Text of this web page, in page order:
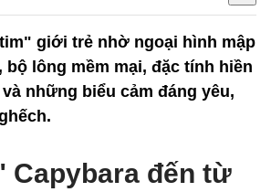
giới trẻ nhờ ngoại hình mập
lông mềm mại, đặc tính hiền
những biểu cảm đáng yêu,
Capybara đến từ